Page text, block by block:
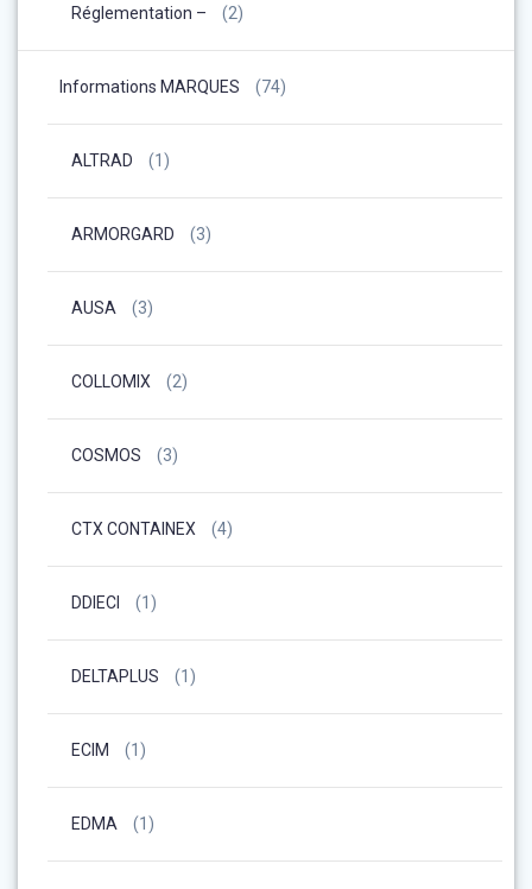
Réglementation – (2)
Informations MARQUES (74)
ALTRAD (1)
ARMORGARD (3)
AUSA (3)
COLLOMIX (2)
COSMOS (3)
CTX CONTAINEX (4)
DDIECI (1)
DELTAPLUS (1)
ECIM (1)
EDMA (1)